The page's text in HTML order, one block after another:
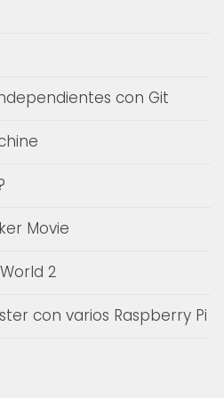
con Git
Movie
2
con varios Raspberry Pi